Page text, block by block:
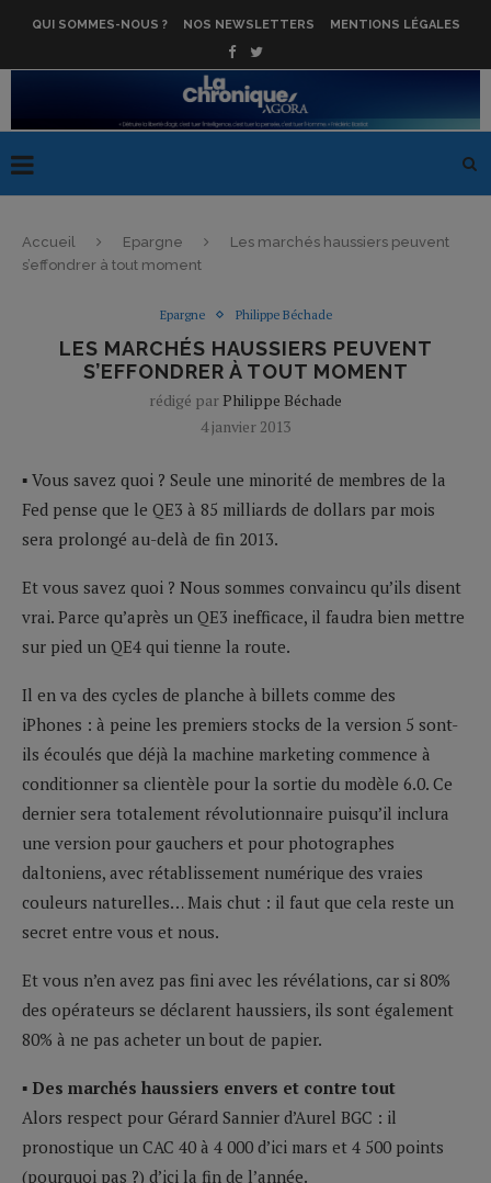
QUI SOMMES-NOUS ? NOS NEWSLETTERS MENTIONS LÉGALES
Accueil Epargne
Les marchés haussiers peuvent
s’effondrer à tout moment
Epargne Philippe Béchade
LES MARCHÉS HAUSSIERS PEUVENT
S’EFFONDRER À TOUT MOMENT
rédigé par Philippe Béchade
4 janvier 2013
▪ Vous savez quoi ? Seule une minorité de membres de la
Fed pense que le QE3 à 85 milliards de dollars par mois
sera prolongé au-delà de fin 2013.
Et vous savez quoi ? Nous sommes convaincu qu’ils disent
vrai. Parce qu’après un QE3 inefficace, il faudra bien mettre
sur pied un QE4 qui tienne la route.
Il en va des cycles de planche à billets comme des
iPhones : à peine les premiers stocks de la version 5 sont-
ils écoulés que déjà la machine marketing commence à
conditionner sa clientèle pour la sortie du modèle 6.0. Ce
dernier sera totalement révolutionnaire puisqu’il inclura
une version pour gauchers et pour photographes
daltoniens, avec rétablissement numérique des vraies
couleurs naturelles… Mais chut : il faut que cela reste un
secret entre vous et nous.
Et vous n’en avez pas fini avec les révélations, car si 80%
des opérateurs se déclarent haussiers, ils sont également
80% à ne pas acheter un bout de papier.
▪ Des marchés haussiers envers et contre tout
Alors respect pour Gérard Sannier d’Aurel BGC : il
pronostique un CAC 40 à 4 000 d’ici mars et 4 500 points
(pourquoi pas ?) d’ici la fin de l’année.